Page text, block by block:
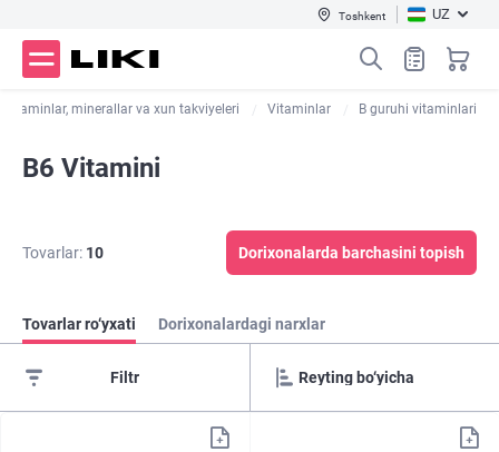
Toshkent UZ
Vitaminlar, minerallar va xun takviyeleri Vitaminlar B guruhi vitaminlari
B6 Vitamini
Tovarlar: 10 Dorixonalarda barchasini topish
Tovarlar ro‘yxati Dorixonalardagi narxlar
Filtr